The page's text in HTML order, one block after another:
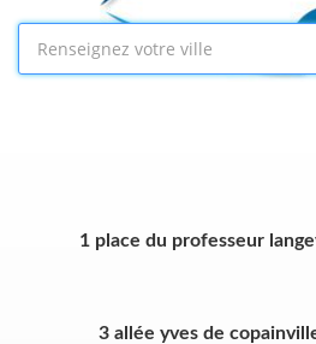
1 place du professeur
3 allée yves de